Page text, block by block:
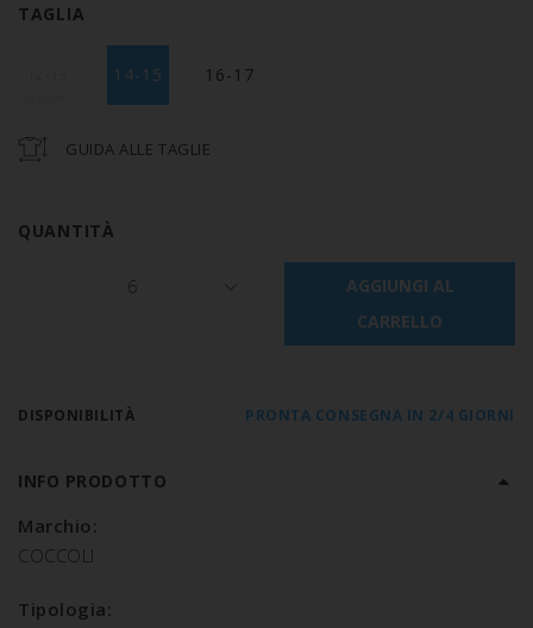
TAGLIA
14-15 16-17
GUIDA ALLE TAGLIE
QUANTITÀ
6
AGGIUNGI AL
CARRELLO
DISPONIBILITÀ PRONTA CONSEGNA IN 2/4 GIORNI
INFO PRODOTTO
Marchio:
COCCOLI
Tipologia: